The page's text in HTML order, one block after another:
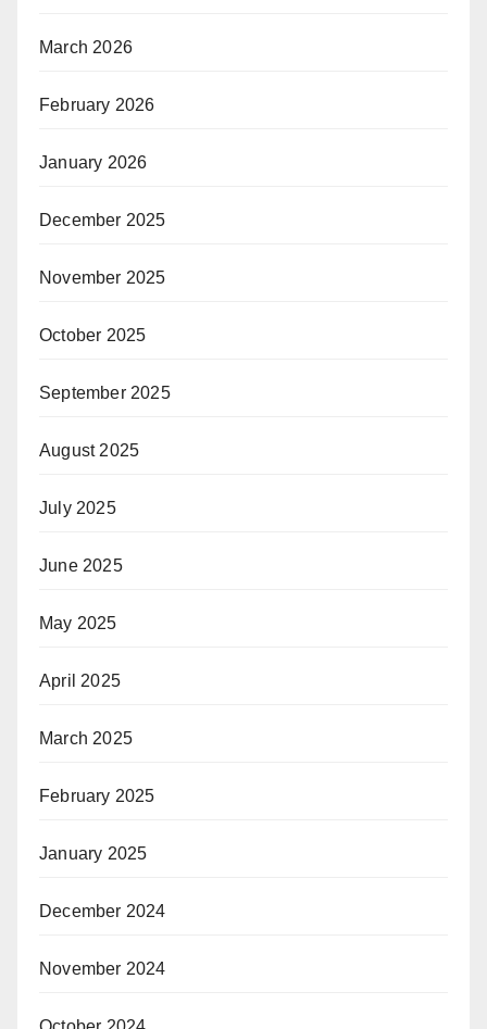
March 2026
February 2026
January 2026
December 2025
November 2025
October 2025
September 2025
August 2025
July 2025
June 2025
May 2025
April 2025
March 2025
February 2025
January 2025
December 2024
November 2024